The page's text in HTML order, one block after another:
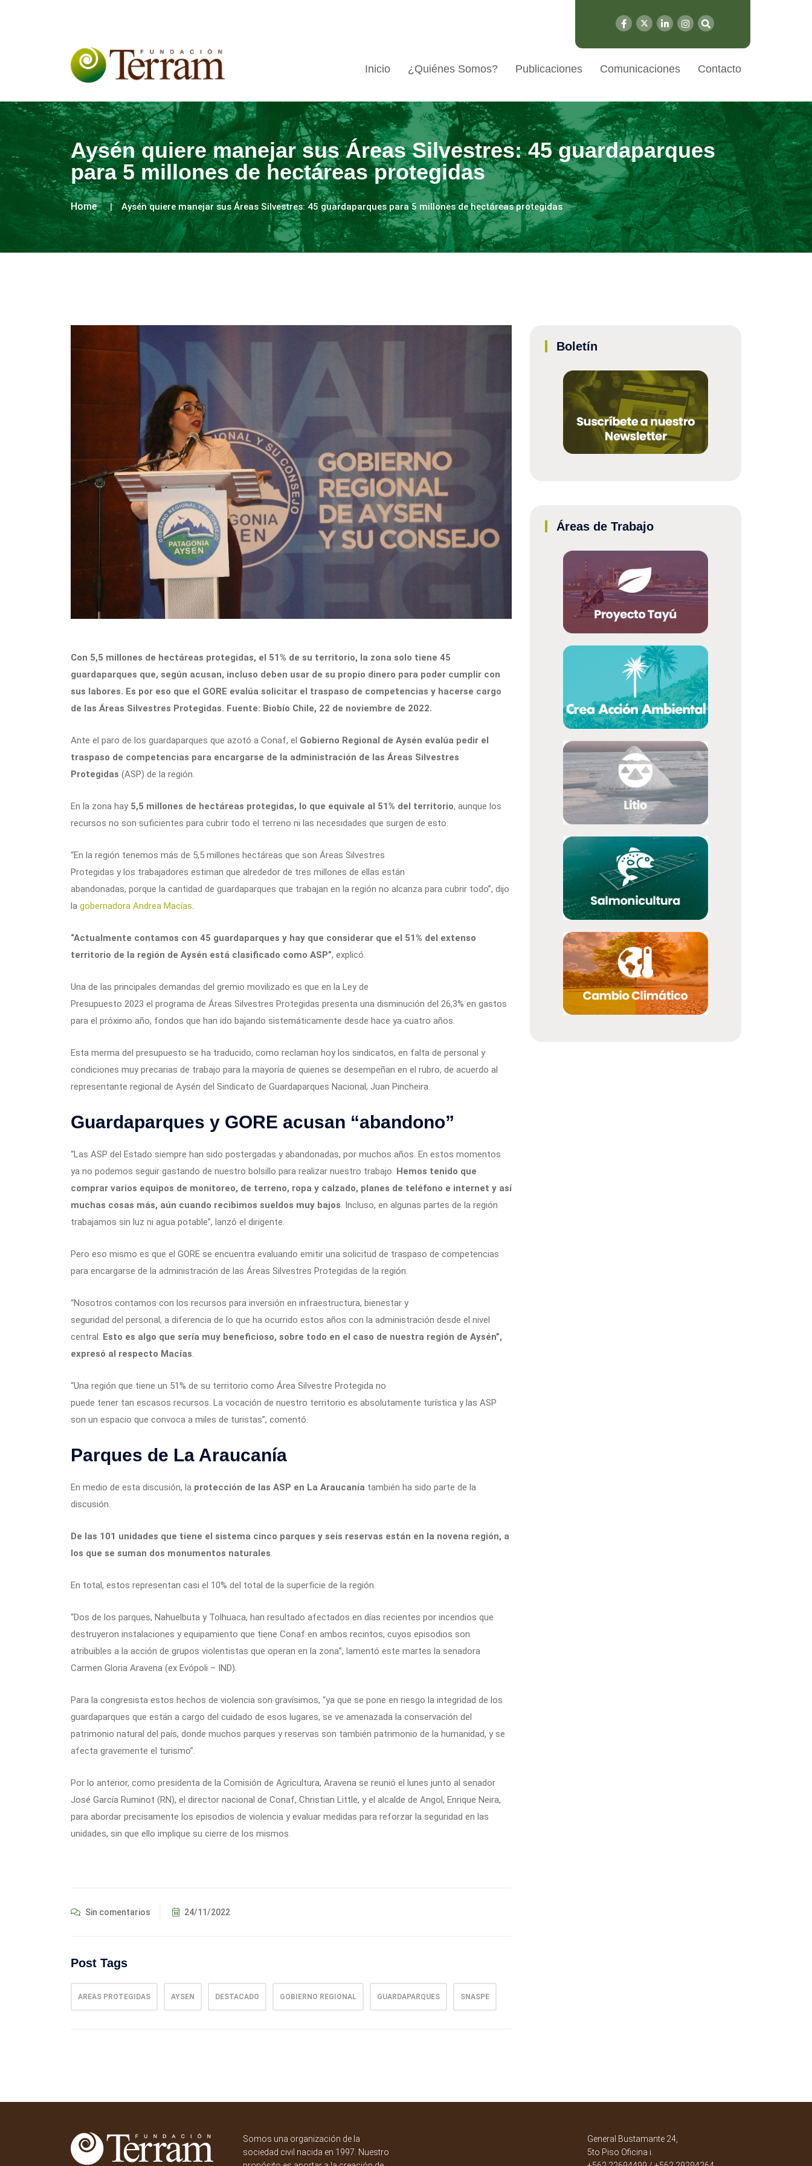
Inicio ¿Quiénes Somos? Publicaciones Comunicaciones Contacto
Aysén quiere manejar sus Áreas Silvestres: 45 guardaparques
para 5 millones de hectáreas protegidas
Home Aysén quiere manejar sus Áreas Silvestres: 45 guardaparques para 5 millones de hectáreas protegidas
Con 5,5 millones de hectáreas protegidas, el 51% de su territorio, la zona solo tiene 45
guardaparques que, según acusan, incluso deben usar de su propio dinero para poder cumplir con
sus labores. Es por eso que el GORE evalúa solicitar el traspaso de competencias y hacerse cargo
de las Áreas Silvestres Protegidas. Fuente: Biobío Chile, 22 de noviembre de 2022.
Ante el paro de los guardaparques que azotó a Conaf, el Gobierno Regional de Aysén evalúa pedir el
traspaso de competencias para encargarse de la administración de las Áreas Silvestres
Protegidas (ASP) de la región.
En la zona hay 5,5 millones de hectáreas protegidas, lo que equivale al 51% del territorio, aunque los
recursos no son suficientes para cubrir todo el terreno ni las necesidades que surgen de esto.
“En la región tenemos más de 5,5 millones hectáreas que son Áreas Silvestres
Protegidas y los trabajadores estiman que alrededor de tres millones de ellas están
abandonadas, porque la cantidad de guardaparques que trabajan en la región no alcanza para cubrir todo”, dijo
la gobernadora Andrea Macías.
“Actualmente contamos con 45 guardaparques y hay que considerar que el 51% del extenso
territorio de la región de Aysén está clasificado como ASP”, explicó.
Una de las principales demandas del gremio movilizado es que en la Ley de
Presupuesto 2023 el programa de Áreas Silvestres Protegidas presenta una disminución del 26,3% en gastos
para el próximo año, fondos que han ido bajando sistemáticamente desde hace ya cuatro años.
Esta merma del presupuesto se ha traducido, como reclaman hoy los sindicatos, en falta de personal y
condiciones muy precarias de trabajo para la mayoría de quienes se desempeñan en el rubro, de acuerdo al
representante regional de Aysén del Sindicato de Guardaparques Nacional, Juan Pincheira.
Guardaparques y GORE acusan “abandono”
“Las ASP del Estado siempre han sido postergadas y abandonadas, por muchos años. En estos momentos
ya no podemos seguir gastando de nuestro bolsillo para realizar nuestro trabajo. Hemos tenido que
comprar varios equipos de monitoreo, de terreno, ropa y calzado, planes de teléfono e internet y así
muchas cosas más, aún cuando recibimos sueldos muy bajos. Incluso, en algunas partes de la región
trabajamos sin luz ni agua potable”, lanzó el dirigente.
Pero eso mismo es que el GORE se encuentra evaluando emitir una solicitud de traspaso de competencias
para encargarse de la administración de las Áreas Silvestres Protegidas de la región.
“Nosotros contamos con los recursos para inversión en infraestructura, bienestar y
seguridad del personal, a diferencia de lo que ha ocurrido estos años con la administración desde el nivel
central. Esto es algo que sería muy beneficioso, sobre todo en el caso de nuestra región de Aysén”,
expresó al respecto Macías.
“Una región que tiene un 51% de su territorio como Área Silvestre Protegida no
puede tener tan escasos recursos. La vocación de nuestro territorio es absolutamente turística y las ASP
son un espacio que convoca a miles de turistas”, comentó.
Parques de La Araucanía
En medio de esta discusión, la protección de las ASP en La Araucanía también ha sido parte de la
discusión.
De las 101 unidades que tiene el sistema cinco parques y seis reservas están en la novena región, a
los que se suman dos monumentos naturales.
En total, estos representan casi el 10% del total de la superficie de la región.
“Dos de los parques, Nahuelbuta y Tolhuaca, han resultado afectados en días recientes por incendios que
destruyeron instalaciones y equipamiento que tiene Conaf en ambos recintos, cuyos episodios son
atribuibles a la acción de grupos violentistas que operan en la zona”, lamentó este martes la senadora
Carmen Gloria Aravena (ex Evópoli – IND).
Para la congresista estos hechos de violencia son gravísimos, “ya que se pone en riesgo la integridad de los
guardaparques que están a cargo del cuidado de esos lugares, se ve amenazada la conservación del
patrimonio natural del país, donde muchos parques y reservas son también patrimonio de la humanidad, y se
afecta gravemente el turismo”.
Por lo anterior, como presidenta de la Comisión de Agricultura, Aravena se reunió el lunes junto al senador
José García Ruminot (RN), el director nacional de Conaf, Christian Little, y el alcalde de Angol, Enrique Neira,
para abordar precisamente los episodios de violencia y evaluar medidas para reforzar la seguridad en las
unidades, sin que ello implique su cierre de los mismos.
Sin comentarios 24/11/2022
Post Tags
AREAS PROTEGIDAS AYSEN DESTACADO GOBIERNO REGIONAL GUARDAPARQUES SNASPE
Boletín
Áreas de Trabajo
Somos una organización de la
sociedad civil nacida en 1997. Nuestro
General Bustamante 24,
5to Piso Oficina i.